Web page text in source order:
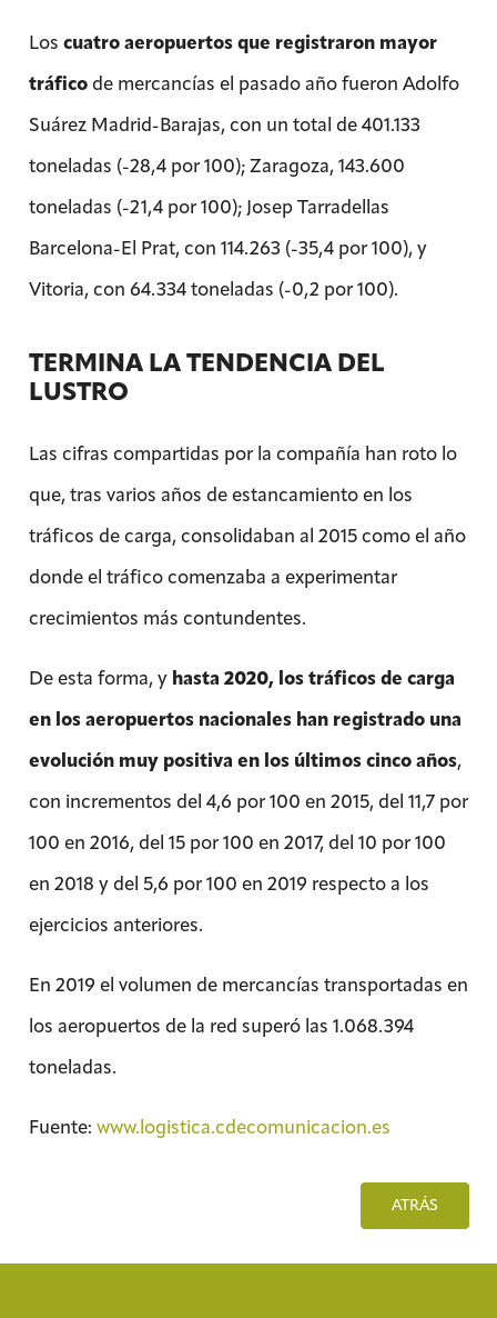
Los cuatro aeropuertos que registraron mayor
tráficode mercancías el pasado año fueron Adolfo
Suárez Madrid-Barajas, con un total de 401.133
toneladas (-28,4 por 100); Zaragoza, 143.600
toneladas (-21,4 por 100); Josep Tarradellas
Barcelona-El Prat, con 114.263 (-35,4 por 100), y
Vitoria, con 64.334 toneladas (-0,2 por 100).
TERMINA LA TENDENCIA DEL
LUSTRO
Las cifras compartidas por la compañía han roto lo
que, tras varios años de estancamiento en los
tráficos de carga, consolidaban al 2015 como el año
donde el tráfico comenzaba a experimentar
crecimientos más contundentes.
De esta forma, y hasta 2020, los tráficos de carga
en los aeropuertos nacionales han registrado una
evolución muy positiva en los últimos cinco años,
con incrementos del 4,6 por 100 en 2015, del 11,7 por
100 en 2016, del 15 por 100 en 2017, del 10 por 100
en 2018 y del 5,6 por 100 en 2019 respecto a los
ejercicios anteriores.
En 2019 el volumen de mercancías transportadas en
los aeropuertos de la red superó las 1.068.394
toneladas.
Fuente: www.logistica.cdecomunicacion.es
ATRÁS